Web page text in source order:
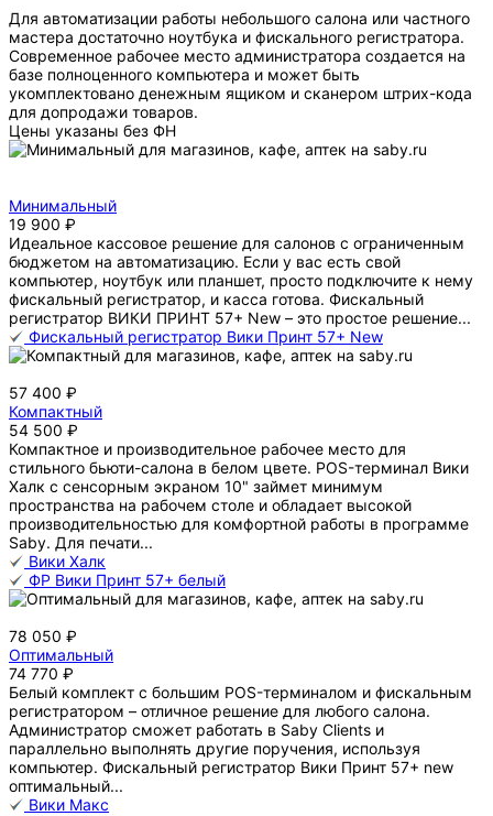
Для автоматизации работы небольшого салона или частного
мастера достаточно ноутбука и фискального регистратора.
Современное рабочее место администратора создается на
базе полноценного компьютера и может быть
укомплектовано денежным ящиком и сканером штрих-кода
для допродажи товаров.
Цены указаны без ФН
Минимальный
19 900 ₽
Идеальное кассовое решение для салонов с ограниченным
бюджетом на автоматизацию. Если у вас есть свой
компьютер, ноутбук или планшет, просто подключите к нему
фискальный регистратор, и касса готова. Фискальный
регистратор ВИКИ ПРИНТ 57+ New – это простое решение...
Фискальный регистратор Вики Принт 57+ New
57 400 ₽
Компактный
54 500 ₽
Компактное и производительное рабочее место для
стильного бьюти-салона в белом цвете. POS-терминал Вики
Халк с сенсорным экраном 10" займет минимум
пространства на рабочем столе и обладает высокой
производительностью для комфортной работы в программе
Saby. Для печати...
Вики Халк
ФР Вики Принт 57+ белый
78 050 ₽
Оптимальный
74 770 ₽
Белый комплект c большим POS-терминалом и фискальным
регистратором – отличное решение для любого салона.
Администратор сможет работать в Saby Clients и
параллельно выполнять другие поручения, используя
компьютер. Фискальный регистратор Вики Принт 57+ new
оптимальный...
Вики Макс